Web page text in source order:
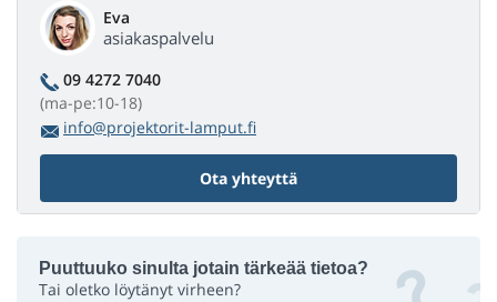
Eva
asiakaspalvelu
09 4272 7040
(ma-pe:10-18)
info@projektorit-lamput.fi
Ota yhteyttä
Puuttuuko sinulta jotain tärkeää tietoa?
Tai oletko löytänyt virheen?